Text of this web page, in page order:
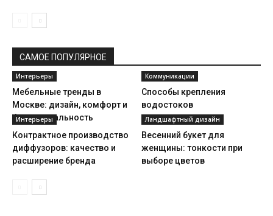
САМОЕ ПОПУЛЯРНОЕ
Интерьеры
Мебельные тренды в
Москве: дизайн, комфорт и
функциональность
Коммуникации
Способы крепления
водостоков
Интерьеры
Контрактное производство
диффузоров: качество и
расширение бренда
Ландшафтный дизайн
Весенний букет для
женщины: тонкости при
выборе цветов